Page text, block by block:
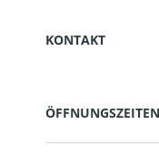
KONTAKT
ÖFFNUNGSZEITEN